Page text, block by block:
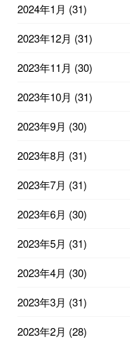
2024年1月 (31)
2023年12月 (31)
2023年11月 (30)
2023年10月 (31)
2023年9月 (30)
2023年8月 (31)
2023年7月 (31)
2023年6月 (30)
2023年5月 (31)
2023年4月 (30)
2023年3月 (31)
2023年2月 (28)